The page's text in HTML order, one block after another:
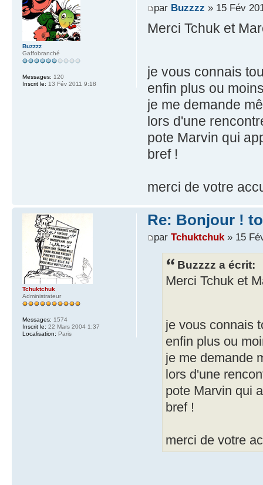
par Buzzzz » 15 Fév
Merci Tchuk et
je vous connais
enfin plus ou
je me demande
lors d'une
pote Marvin qui
bref !
merci de votre
Buzzzz
Gaffobranché
Messages: 120
Inscrit le: 13 Fév 2011 9:18
Re: Bonjour !
par Tchuktchuk» 15
Buzzzz a écrit:
Merci Tchuk et
je vous connais
enfin plus ou
je me demande
lors d'une
pote Marvin qui
bref !
merci de votre
Tchuktchuk
Administrateur
Messages: 1574
Inscrit le: 22 Mars 2004 1:37
Localisation: Paris